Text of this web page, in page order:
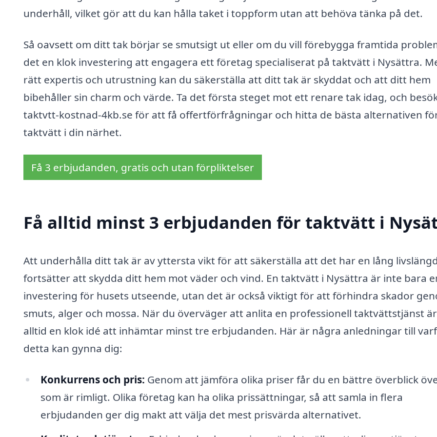
underhåll, vilket gör att du kan hålla taket i toppform utan att behöva tänka på det.
Så oavsett om ditt tak börjar se smutsigt ut eller om du vill förebygga framtida
det en klok investering att engagera ett företag specialiserat på taktvätt i Nysättra.
rätt expertis och utrustning kan du säkerställa att ditt tak är skyddat och att ditt hem
bibehåller sin charm och värde. Ta det första steget mot ett renare tak idag, och
taktvtt-kostnad-4kb.se för att få offertförfrågningar och hitta de bästa alternativen
taktvätt i din närhet.
Få 3 erbjudanden, gratis och utan förpliktelser
Få alltid minst 3 erbjudanden för taktvätt i
Att underhålla ditt tak är av yttersta vikt för att säkerställa att det har en lång
fortsätter att skydda ditt hem mot väder och vind. En taktvätt i Nysättra är inte bara
investering för husets utseende, utan det är också viktigt för att förhindra skador
smuts, alger och mossa. När du överväger att anlita en professionell taktvättstjänst
alltid en klok idé att inhämtar minst tre erbjudanden. Här är några anledningar till
detta kan gynna dig:
Konkurrens och pris: Genom att jämföra olika priser får du en bättre överblick
som är rimligt. Olika företag kan ha olika prissättningar, så att samla in flera
erbjudanden ger dig makt att välja det mest prisvärda alternativet.